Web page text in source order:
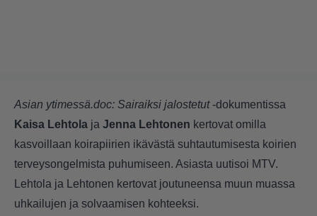
Asian ytimessä.doc: Sairaiksi jalostetut-dokumentissa
Kaisa Lehtola ja Jenna Lehtonen kertovat omilla
kasvoillaan koirapiirien ikävästä suhtautumisesta koirien
terveysongelmista puhumiseen. Asiasta uutisoi MTV.
Lehtola ja Lehtonen kertovat joutuneensa muun muassa
uhkailujen ja solvaamisen kohteeksi.